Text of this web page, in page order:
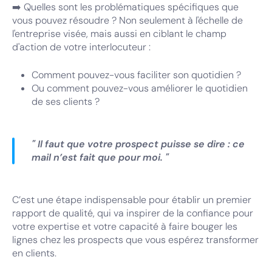
➡️ Quelles sont les problématiques spécifiques que
vous pouvez résoudre ? Non seulement à l'échelle de
l'entreprise visée, mais aussi en ciblant le champ
d'action de votre interlocuteur :
Comment pouvez-vous faciliter son quotidien ?
Ou comment pouvez-vous améliorer le quotidien
de ses clients ?
" Il faut que votre prospect puisse se dire : ce
mail n’est fait que pour moi. "
C’est une étape indispensable pour établir un premier
rapport de qualité, qui va inspirer de la confiance pour
votre expertise et votre capacité à faire bouger les
lignes chez les prospects que vous espérez transformer
en clients.